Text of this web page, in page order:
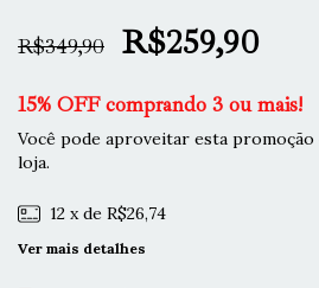
R$349,90 R$259,90
15% OFF comprando 3 ou mais!
Você pode aproveitar esta
loja.
12 x de R$26,74
Ver mais detalhes